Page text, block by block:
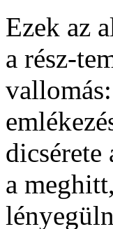
Ezek az
a rész-
dicsérete
a